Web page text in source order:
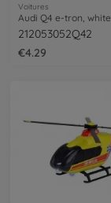
Voitures
Audi Q4 e-tron, white
212053052Q42
€4.29